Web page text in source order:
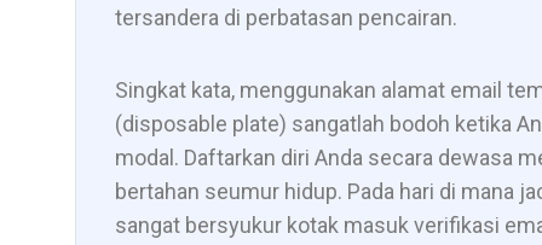
tersandera di perbatasan pencairan.
Singkat kata, menggunakan alamat email
(disposable plate) sangatlah bodoh ketika
modal. Daftarkan diri Anda secara dewasa
bertahan seumur hidup. Pada hari di mana
sangat bersyukur kotak masuk verifikasi